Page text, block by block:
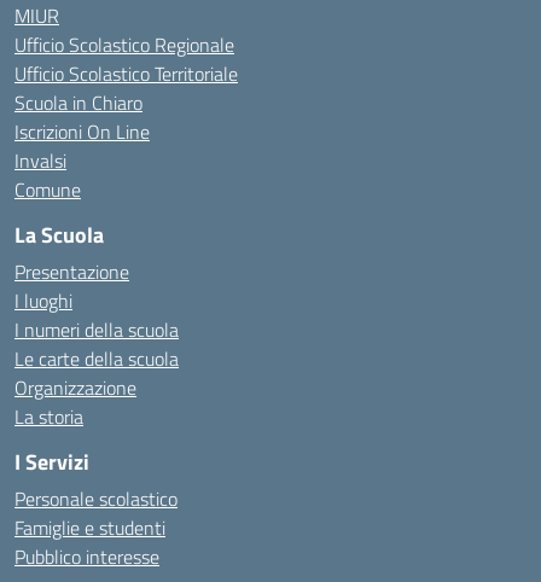
MIUR
Ufficio Scolastico Regionale
Ufficio Scolastico Territoriale
Scuola in Chiaro
Iscrizioni On Line
Invalsi
Comune
La Scuola
Presentazione
I luoghi
I numeri della scuola
Le carte della scuola
Organizzazione
La storia
I Servizi
Personale scolastico
Famiglie e studenti
Pubblico interesse